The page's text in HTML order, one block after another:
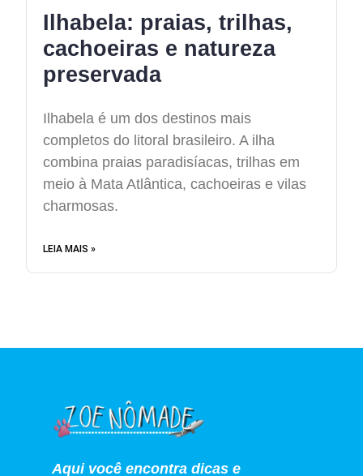
Ilhabela: praias, trilhas,
cachoeiras e natureza
preservada
Ilhabela é um dos destinos mais
completos do litoral brasileiro. A ilha
combina praias paradisíacas, trilhas em
meio à Mata Atlântica, cachoeiras e vilas
charmosas.
LEIA MAIS »
Aqui você encontra dicas e